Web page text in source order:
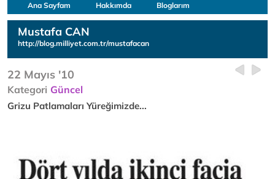
Ana Sayfam Hakkımda Bloglarım
Mustafa CAN
http://blog.milliyet.com.tr/mustafacan
22 Mayıs '10
Kategori Güncel
Grizu Patlamaları Yüreğimizde...